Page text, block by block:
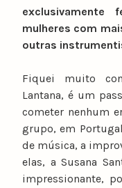
exclusivamente
mulheres com
outras
Fiquei muito
Lantana, é um
cometer nenhum
grupo, em
de música, a
elas, a Susana
impressionante,